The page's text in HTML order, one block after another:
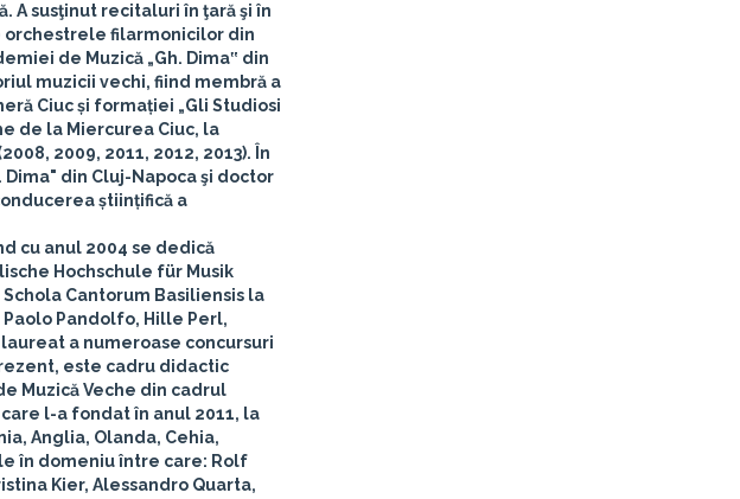
A susţinut recitaluri în ţară şi în
orchestrele filarmonicilor din
de Muzică „Gh. Dima‟ din
muzicii vechi, fiind membră a
Ciuc și formației „Gli Studiosi
de la Miercurea Ciuc, la
2009, 2011, 2012, 2013). În
din Cluj-Napoca şi doctor
științifică a
cu anul 2004 se dedică
Hochschule für Musik
Cantorum Basiliensis la
Pandolfo, Hille Perl,
a numeroase concursuri
este cadru didactic
Muzică Veche din cadrul
l-a fondat în anul 2011, la
Anglia, Olanda, Cehia,
în domeniu între care: Rolf
Kier, Alessandro Quarta,